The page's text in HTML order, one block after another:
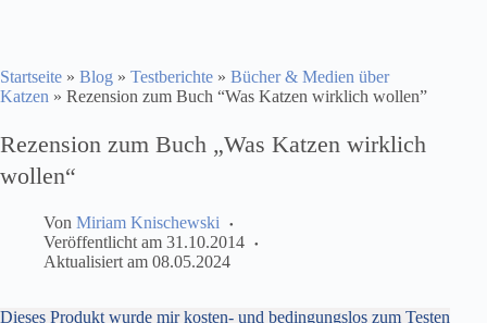
Startseite » Blog » Testberichte » Bücher & Medien über
Katzen » Rezension zum Buch “Was Katzen wirklich wollen”
Rezension zum Buch „Was Katzen wirklich
wollen“
Von Miriam Knischewski
Veröffentlicht am 31.10.2014
Aktualisiert am 08.05.2024
Dieses Produkt wurde mir kosten- und bedingungslos zum Testen